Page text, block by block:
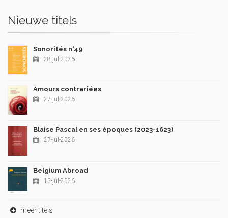
Nieuwe titels
Sonorités n°49
28-jul-2026
Amours contrariées
27-jul-2026
Blaise Pascal en ses époques (2023-1623)
27-jul-2026
Belgium Abroad
15-jul-2026
meer titels